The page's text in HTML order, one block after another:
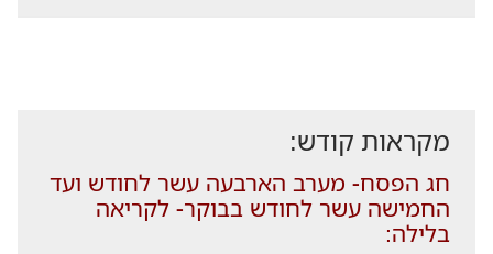
מקראות קודש:
חג הפסח- מערב הארבעה עשר לחודש ועד
החמישה עשר לחודש בבוקר- לקריאה
בלילה: